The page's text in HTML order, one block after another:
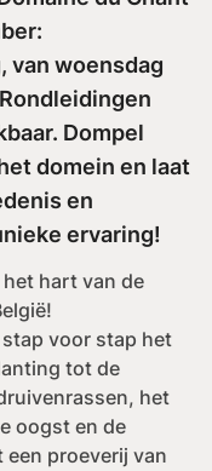
van woensdag
Dompel
domein en laat
en
ervaring!
hart van de
voor stap het
tot de
het
oogst en de
proeverij van